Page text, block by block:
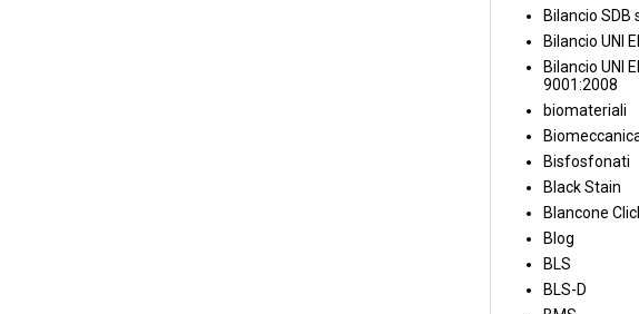
Bilancio SDB
Bilancio UNI
Bilancio UNI
9001:2008
biomateriali
Bisfosfonati
Black Stain
Blancone
Blog
BLS
BLS-D